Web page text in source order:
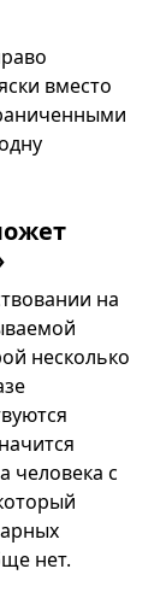
вместо
на
несколько
человека с
нет.